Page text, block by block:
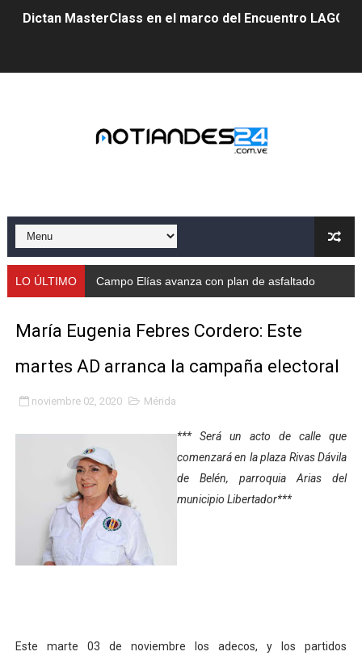
Dictan MasterClass en el marco del Encuentro LAGO
Gobernador Arnaldo Sánchez apadrina a más de 993
Mérida fortalece su reserva deportiva de cara a
Gobernación de Mérida instalará mesa de trabajo con
Fundecem ofrece taller de bordado en punto de cruz
Gobierno bolivariano avanza en la transformación del
Hospital universitario muestra sus avances en visita
Instituto Nacional de Nutrición celebra Semana
Gobernación de Mérida fortalece el desarrollo
Corposalud inició talleres para aspirantes al curso de
LO ÚLTIMO Campo Elías avanza con plan de asfaltado
María Eugenia Febres Cordero: Este
martes AD arranca la campaña electoral
noviembre 02, 2020 Mérida
*** Será un acto de calle que
comenzará en la plaza Rivas Dávila
de Belén, parroquia Arias del
municipio Libertador***
Este marte 03 de noviembre los adecos, y los partidos